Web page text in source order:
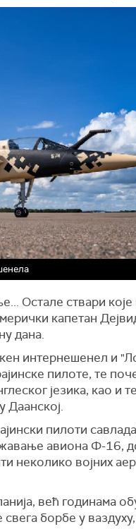
Остале ствари које
капетан
дана.
интернешенел и
пилоте, те
језика, као и
Даанској.
пилоти
авиона Ф-16,
неколико војних
већ годинама
борбе у